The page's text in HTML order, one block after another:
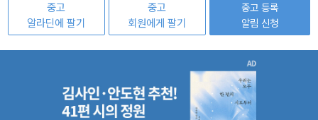
중고
알라딘에 팔기
중고
회원에게 팔기
중고 등록
알림 신청